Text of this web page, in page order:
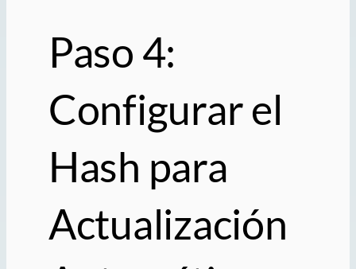
Paso 4:
Configurar el
Hash para
Actualización